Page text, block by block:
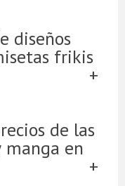
diseños
frikis
de las
manga en